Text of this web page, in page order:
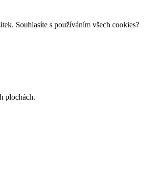
Souhlasíte s používáním všech cookies?
plochách.